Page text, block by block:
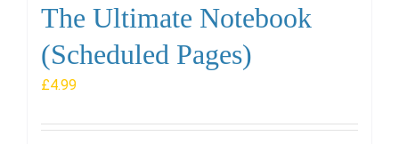
The Ultimate Notebook
(Scheduled Pages)
£4.99